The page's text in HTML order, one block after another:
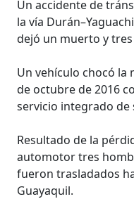
Un accidente de
la vía
dejó un muerto y
Un vehículo chocó la
de octubre de 2016
servicio integrado de
Resultado de la
automotor tres
fueron trasladados
Guayaquil.